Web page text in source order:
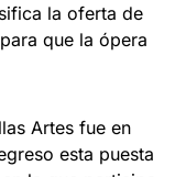
la oferta de
que la ópera
Artes fue en
esta puesta